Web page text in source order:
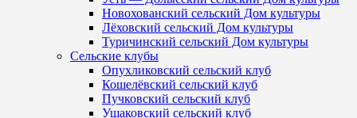
Новохованский сельский Дом культуры
Лёховский сельский Дом культуры
Туричинский сельский Дом культуры
Сельские клубы
Опухликовский сельский клуб
Кошелёвский сельский клуб
Пучковский сельский клуб
Ушаковский сельский клуб